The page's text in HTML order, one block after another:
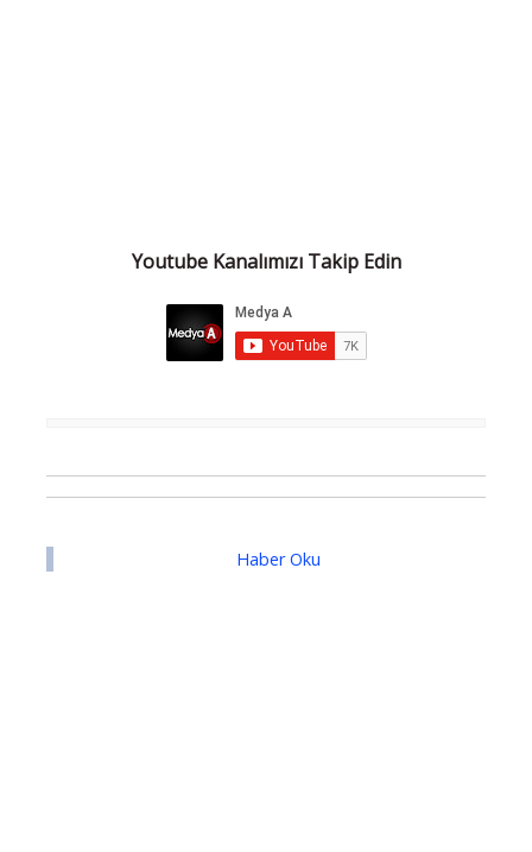
Youtube Kanalımızı Takip Edin
Haber Oku